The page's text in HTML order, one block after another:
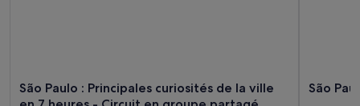
São Paulo : Principales curiosités de la ville
São